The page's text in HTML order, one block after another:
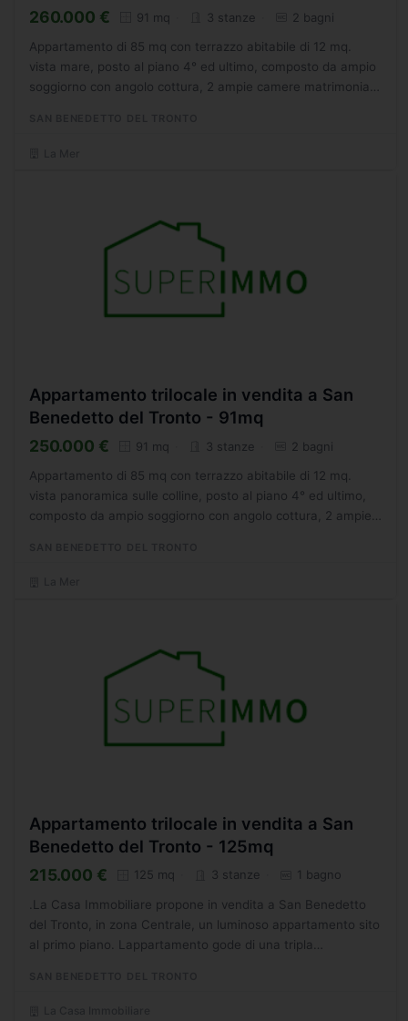
260.000 € 91 mq 3 stanze 2 bagni
Appartamento di 85 mq con terrazzo abitabile di 12 mq.
vista mare, posto al piano 4° ed ultimo, composto da ampio
soggiorno con angolo cottura, 2 ampie camere matrimoniali
Appartamento trilocale in vendita a San
Benedetto del Tronto - 91mq
250.000 € 91 mq 3 stanze 2 bagni
Appartamento di 85 mq con terrazzo abitabile di 12 mq.
vista panoramica sulle colline, posto al piano 4° ed ultimo,
composto da ampio soggiorno con angolo cottura, 2 ampie
Appartamento trilocale in vendita a San
Benedetto del Tronto - 125mq
215.000 € 125 mq 3 stanze 1 bagno
.La Casa Immobiliare propone in vendita a San Benedetto
del Tronto, in zona Centrale, un luminoso appartamento sito
al primo piano. Lappartamento gode di una tripla